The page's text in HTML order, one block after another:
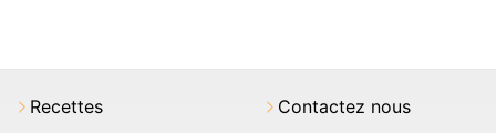
Recettes
Contactez nous